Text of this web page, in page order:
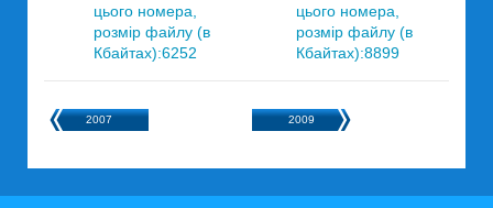
цього номера,
розмір файлу (в
Кбайтах):6252
цього номера,
розмір файлу (в
Кбайтах):8899
2007 2009